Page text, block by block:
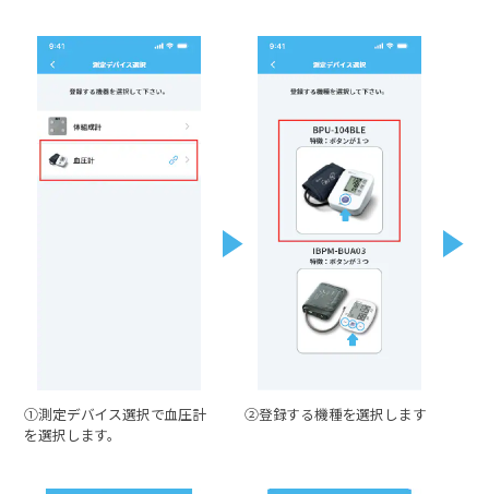
①測定デバイス選択で血圧計
を選択します。
②登録する機種を選択します